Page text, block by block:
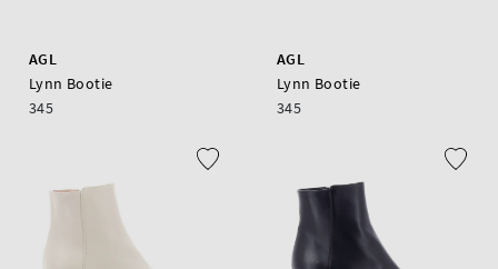
AGL
Lynn Bootie
345
AGL
Lynn Bootie
345